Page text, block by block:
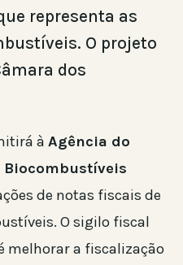
representa as
O projeto
dos
à Agência do
Biocombustíveis
de notas fiscais de
O sigilo fiscal
melhorar a fiscalização